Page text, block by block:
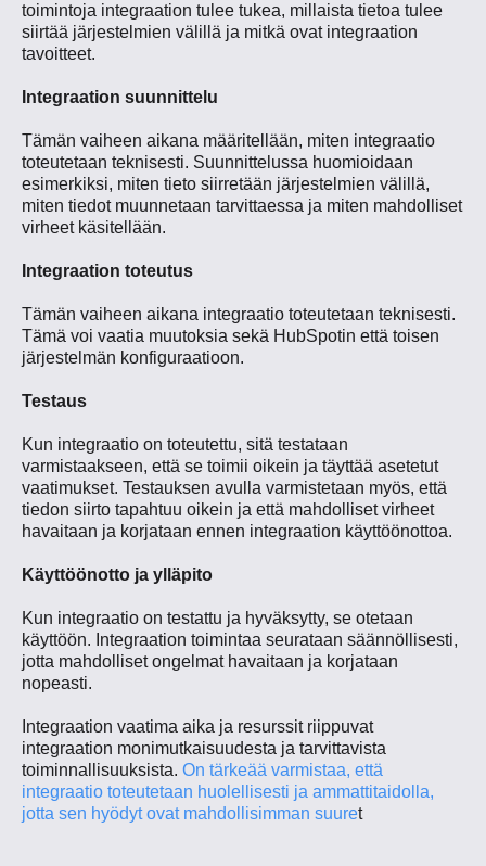
toimintoja integraation tulee tukea, millaista tietoa tulee
siirtää järjestelmien välillä ja mitkä ovat integraation
tavoitteet.
Integraation suunnittelu
Tämän vaiheen aikana määritellään, miten integraatio
toteutetaan teknisesti. Suunnittelussa huomioidaan
esimerkiksi, miten tieto siirretään järjestelmien välillä,
miten tiedot muunnetaan tarvittaessa ja miten mahdolliset
virheet käsitellään.
Integraation toteutus
Tämän vaiheen aikana integraatio toteutetaan teknisesti.
Tämä voi vaatia muutoksia sekä HubSpotin että toisen
järjestelmän konfiguraatioon.
Testaus
Kun integraatio on toteutettu, sitä testataan
varmistaakseen, että se toimii oikein ja täyttää asetetut
vaatimukset. Testauksen avulla varmistetaan myös, että
tiedon siirto tapahtuu oikein ja että mahdolliset virheet
havaitaan ja korjataan ennen integraation käyttöönottoa.
Käyttöönotto ja ylläpito
Kun integraatio on testattu ja hyväksytty, se otetaan
käyttöön. Integraation toimintaa seurataan säännöllisesti,
jotta mahdolliset ongelmat havaitaan ja korjataan
nopeasti.
Integraation vaatima aika ja resurssit riippuvat
integraation monimutkaisuudesta ja tarvittavista
toiminnallisuuksista. On tärkeää varmistaa, että
integraatio toteutetaan huolellisesti ja ammattitaidolla,
jotta sen hyödyt ovat mahdollisimman suuret​